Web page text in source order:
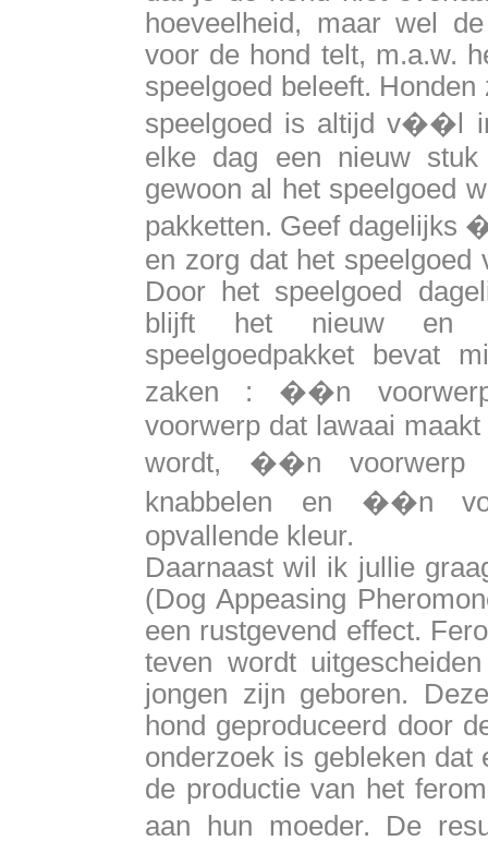
hoeveelheid, maar wel
voor de hond telt, m.a.w.
speelgoed beleeft.
speelgoed is altijd v��l
elke dag een nieuw
gewoon al het speelgoed
pakketten. Geef dagelijks
en zorg dat het speelgoed
Door het speelgoed
blijft het nieuw en
speelgoedpakket bevat
zaken : ��n
voorwerp dat lawaai
wordt, ��n voorwerp
knabbelen en ��n
opvallende kleur.
Daarnaast wil ik jullie
(Dog Appeasing
een rustgevend effect.
teven wordt
jongen zijn geboren.
hond geproduceerd door
onderzoek is gebleken
de productie van het
aan hun moeder. De